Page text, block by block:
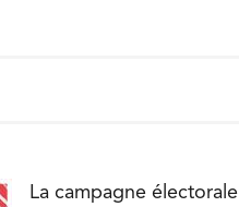
La campagne électorale